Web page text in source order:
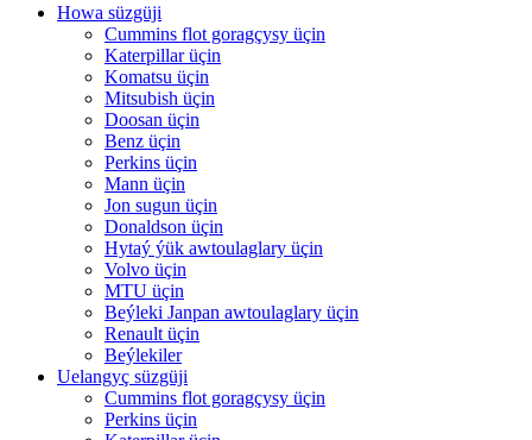
Howa süzgüji
Cummins flot goragçysy üçin
Katerpillar üçin
Komatsu üçin
Mitsubish üçin
Doosan üçin
Benz üçin
Perkins üçin
Mann üçin
Jon sugun üçin
Donaldson üçin
Hytaý ýük awtoulaglary üçin
Volvo üçin
MTU üçin
Beýleki Janpan awtoulaglary üçin
Renault üçin
Beýlekiler
Uelangyç süzgüji
Cummins flot goragçysy üçin
Perkins üçin